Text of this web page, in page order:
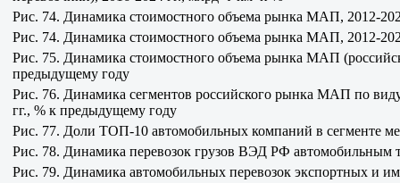
Рис. 74. Динамика стоимостного объема рынка МАП, 2012-
Рис. 74. Динамика стоимостного объема рынка МАП, 2012-
Рис. 75. Динамика стоимостного объема рынка МАП
предыдущему году
Рис. 76. Динамика сегментов российского рынка МАП по
гг., % к предыдущему году
Рис. 77. Доли ТОП-10 автомобильных компаний в сегменте
Рис. 78. Динамика перевозок грузов ВЭД РФ автомобильным
Рис. 79. Динамика автомобильных перевозок экспортных и